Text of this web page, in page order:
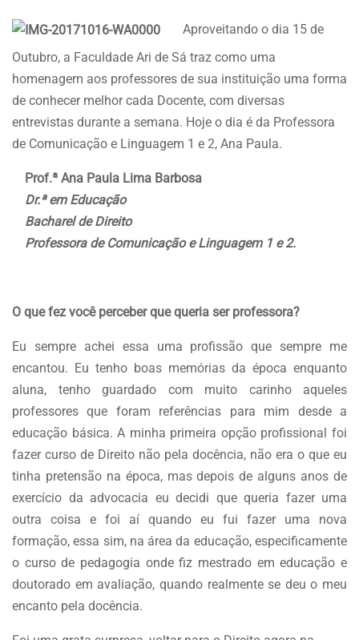
Aproveitando o dia 15 de
Outubro, a Faculdade Ari de Sá traz como uma
homenagem aos professores de sua instituição uma forma
de conhecer melhor cada Docente, com diversas
entrevistas durante a semana. Hoje o dia é da Professora
de Comunicação e Linguagem 1 e 2, Ana Paula.
Prof.ª Ana Paula Lima Barbosa
Dr.ª em Educação
Bacharel de Direito
Professora de Comunicação e Linguagem 1 e 2.
O que fez você perceber que queria ser professora?
Eu sempre achei essa uma profissão que sempre me
encantou. Eu tenho boas memórias da época enquanto
aluna, tenho guardado com muito carinho aqueles
professores que foram referências para mim desde a
educação básica. A minha primeira opção profissional foi
fazer curso de Direito não pela docência, não era o que eu
tinha pretensão na época, mas depois de alguns anos de
exercício da advocacia eu decidi que queria fazer uma
outra coisa e foi aí quando eu fui fazer uma nova
formação, essa sim, na área da educação, especificamente
o curso de pedagogia onde fiz mestrado em educação e
doutorado em avaliação, quando realmente se deu o meu
encanto pela docência.